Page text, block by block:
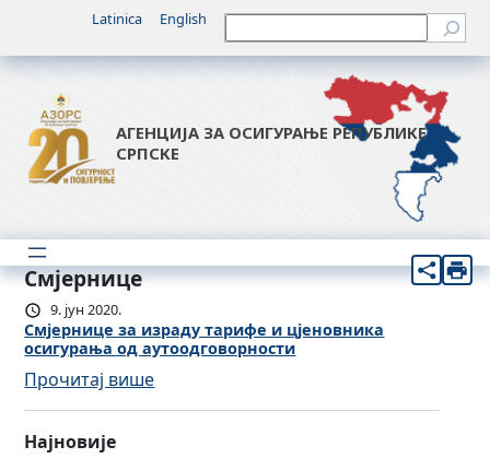
Latinica English Претрага
АГЕНЦИЈА ЗА ОСИГУРАЊЕ РЕПУБЛИКЕ
СРПСКЕ
Смјернице
9. јун 2020.
Смјернице за израду тарифе и цјеновника
осигурања од аутоодговорности
Прочитај више:
С
Најновије